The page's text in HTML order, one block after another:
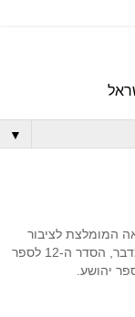
▼
הקריאה המומלצת לציבור
מתוך ספר במדבר, הסדר ה-12 לספר
יהושע.